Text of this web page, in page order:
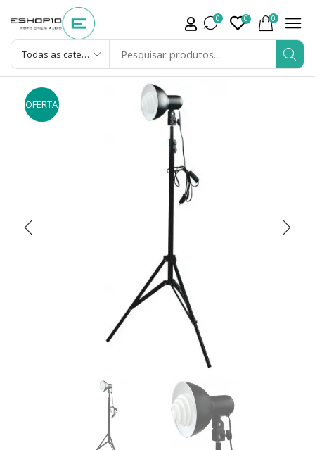
0 0 0
OFERTA